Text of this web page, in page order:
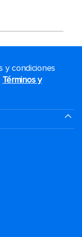
y condiciones
Términos y